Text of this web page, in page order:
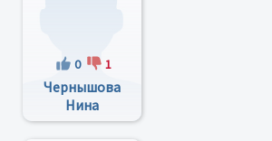
0 1
Чернышова
Нина
Васильевна